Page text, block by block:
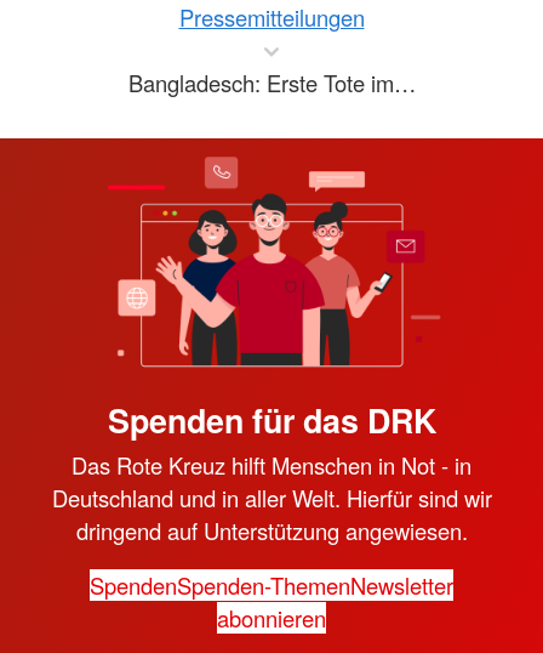
Pressemitteilungen
Bangladesch: Erste Tote im…
Spenden für das DRK
Das Rote Kreuz hilft Menschen in Not - in
Deutschland und in aller Welt. Hierfür sind wir
dringend auf Unterstützung angewiesen.
SpendenSpenden-ThemenNewsletter
abonnieren